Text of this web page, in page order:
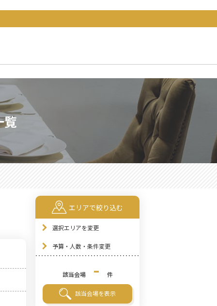
覧
エリアで絞り込む
選択エリアを変更
予算・人数・条件変更
該当会場 - 件
該当会場を表示